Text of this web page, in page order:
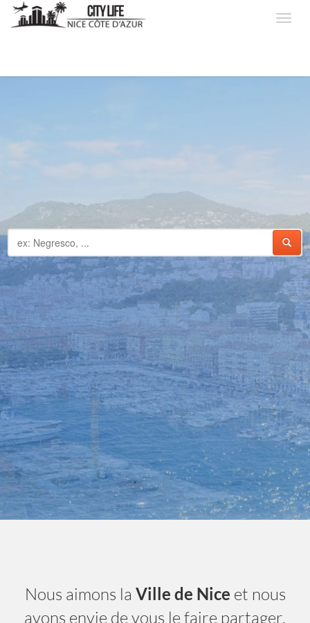
Nous aimons la Ville de Nice et nous
avons envie de vous le faire partager.